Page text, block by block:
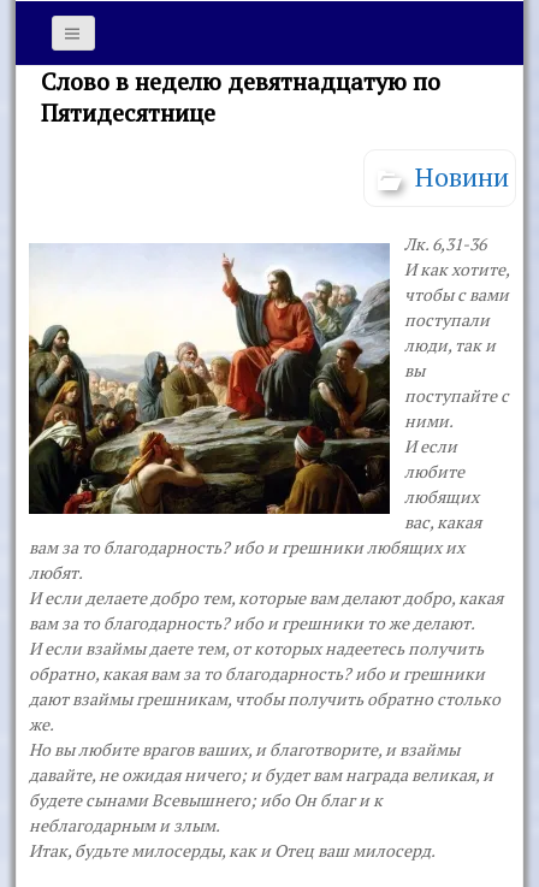
Слово в неделю девятнадцатую по
Пятидесятнице
Новини
Лк. 6,31-36
И как хотите,
чтобы с вами
поступали
люди, так и
вы
поступайте с
ними.
И если
любите
любящих
вас, какая
вам за то благодарность? ибо и грешники любящих их
любят.
И если делаете добро тем, которые вам делают добро, какая
вам за то благодарность? ибо и грешники то же делают.
И если взаймы даете тем, от которых надеетесь получить
обратно, какая вам за то благодарность? ибо и грешники
дают взаймы грешникам, чтобы получить обратно столько
же.
Но вы любите врагов ваших, и благотворите, и взаймы
давайте, не ожидая ничего; и будет вам награда великая, и
будете сынами Всевышнего; ибо Он благ и к
неблагодарным и злым.
Итак, будьте милосерды, как и Отец ваш милосерд.